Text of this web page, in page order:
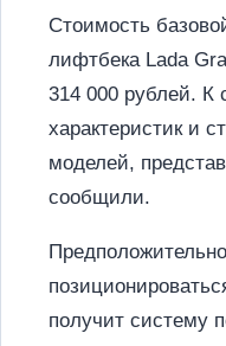
Стоимость
лифтбека Lada
314 000 рублей. К
характеристик и
моделей,
сообщили.
получит систему